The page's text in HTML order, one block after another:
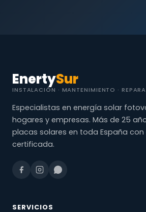
EnertySur
INSTALACIÓN · MANTENIMIENTO ·
Especialistas en energía solar
hogares y empresas. Más de 25
placas solares en toda España
certificada.
SERVICIOS